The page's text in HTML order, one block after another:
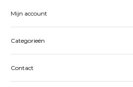
Mijn account
Categorieën
Contact